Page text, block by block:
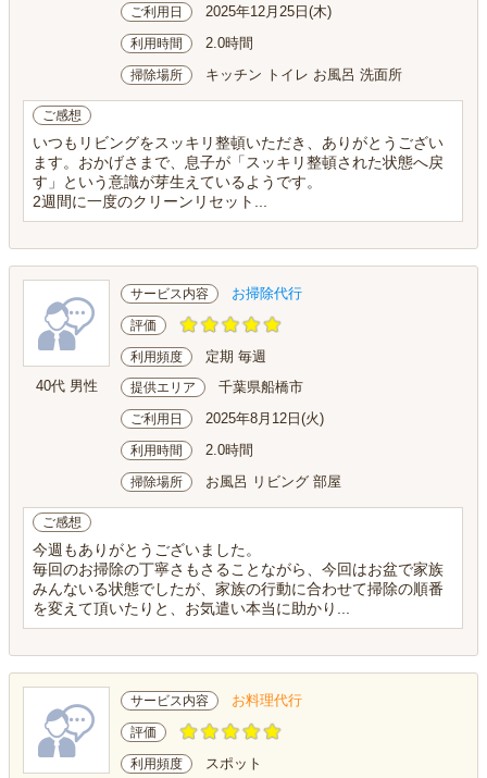
ご利用日 2025年12月25日(木)
利用時間 2.0時間
掃除場所 キッチン トイレ お風呂 洗面所
ご感想
いつもリビングをスッキリ整頓いただき、ありがとうござい
ます。おかげさまで、息子が「スッキリ整頓された状態へ戻
す」という意識が芽生えているようです。
2週間に一度のクリーンリセット...
40代 男性
サービス内容 お掃除代行
評価
利用頻度 定期 毎週
提供エリア 千葉県船橋市
ご利用日 2025年8月12日(火)
利用時間 2.0時間
掃除場所 お風呂 リビング 部屋
ご感想
今週もありがとうございました。
毎回のお掃除の丁寧さもさることながら、今回はお盆で家族
みんないる状態でしたが、家族の行動に合わせて掃除の順番
を変えて頂いたりと、お気遣い本当に助かり...
サービス内容 お料理代行
評価
利用頻度 スポット